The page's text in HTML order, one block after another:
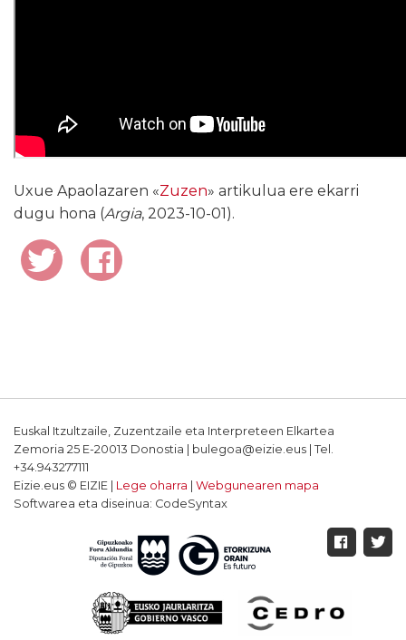
Uxue Apaolazaren «Zuzen» artikulua ere ekarri
dugu hona (Argia, 2023-10-01).
Euskal Itzultzaile, Zuzentzaile eta Interpreteen Elkartea
Zemoria 25 E-20013 Donostia | bulegoa@eizie.eus | Tel.
+34.943277111
Eizie.eus © EIZIE | Lege oharra
Webgunearen mapa
Softwarea eta diseinua: CodeSyntax